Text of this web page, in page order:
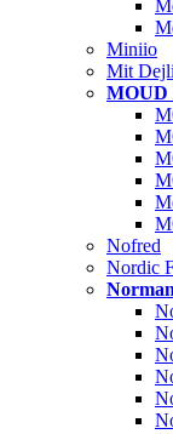
Miniio
Mit
MOUD
Nofred
Nordic